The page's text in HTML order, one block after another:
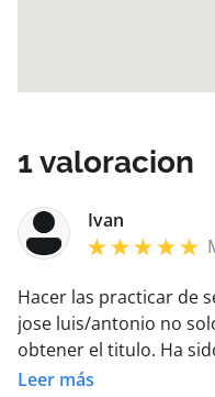
1valoracion
Ivan
Hacer las practicar de
jose luis/antonio no
obtener el titulo. Ha
divertida, en la cual se
Leer más